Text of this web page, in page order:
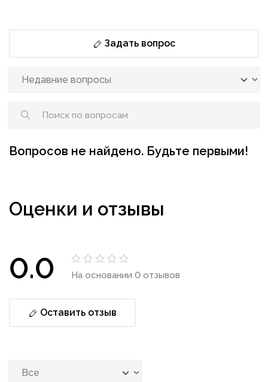
Задать вопрос
Вопросов не найдено. Будьте первыми!
Оценки и отзывы
0.0 На основании 0 отзывов
Оставить отзыв